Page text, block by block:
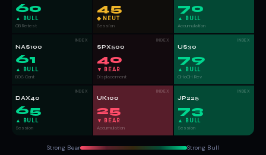
60
▲ BULL
OB Retest
45
◆ NEUT
Session
70
▲ BULL
Accumulation
NAS100
INDEX
61
▲ BULL
BOS Cont
SPX500
INDEX
40
▼ BEAR
Displacement
US30
INDEX
79
▲ BULL
CHoCH Rev
DAX40
INDEX
65
▲ BULL
Session
UK100
INDEX
25
▼ BEAR
Accumulation
JP225
INDEX
73
▲ BULL
Session
Strong Bear Strong Bull